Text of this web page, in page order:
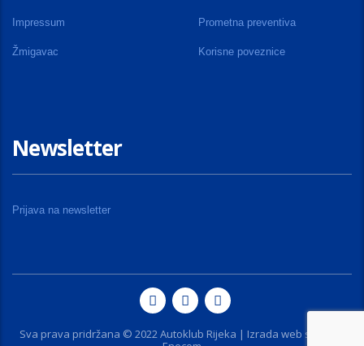
Impressum Prometna preventiva
Žmigavac Korisne poveznice
Newsletter
Prijava na newsletter
Sva prava pridržana © 2022 Autoklub Rijeka | Izrada web stranice